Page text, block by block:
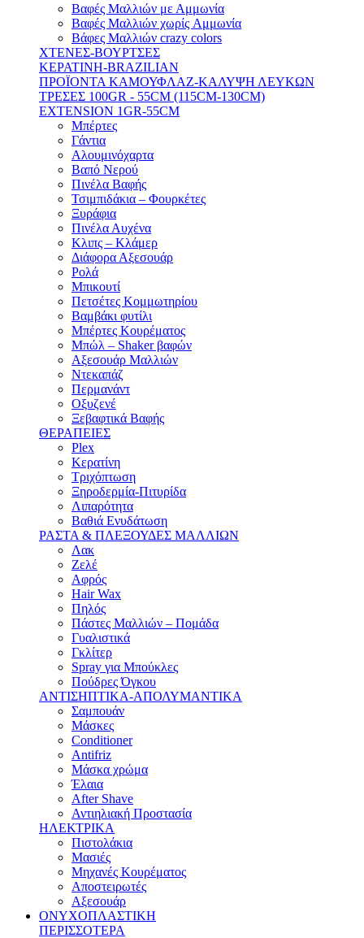
Βαφές Μαλλιών με Αμμωνία
Βαφές Μαλλιών χωρίς Aμμωνία
Βάφες Μαλλιών crazy colors
ΧΤΕΝΕΣ-ΒΟΥΡΤΣΕΣ
ΚΕΡΑΤΙΝΗ-BRAZILIAN
ΠΡΟΪΟΝΤΑ ΚΑΜΟΥΦΛΑΖ-ΚΑΛΥΨΗ ΛΕΥΚΩΝ
ΤΡΕΣΕΣ 100GR - 55CM (115CM-130CM)
EXTENSION 1GR-55CM
Μπέρτες
Γάντια
Αλουμινόχαρτα
Βαπό Νερού
Πινέλα Βαφής
Τσιμπιδάκια – Φουρκέτες
Ξυράφια
Πινέλα Αυχένα
Κλιπς – Κλάμερ
Διάφορα Αξεσουάρ
Ρολά
Μπικουτί
Πετσέτες Κομμωτηρίου
Βαμβάκι φυτίλι
Μπέρτες Κουρέματος
Μπώλ – Shaker βαφών
Αξεσουάρ Μαλλιών
Ντεκαπάζ
Περμανάντ
Οξυζενέ
Ξεβαφτικά Βαφής
ΘΕΡΑΠΕΙΕΣ
Plex
Κερατίνη
Τριχόπτωση
Ξηροδερμία-Πιτυρίδα
Λιπαρότητα
Βαθιά Ενυδάτωση
ΡΑΣΤΑ & ΠΛΕΞΟΥΔΕΣ ΜΑΛΛΙΩΝ
Λακ
Ζελέ
Αφρός
Hair Wax
Πηλός
Πάστες Μαλλιών – Πομάδα
Γυαλιστικά
Γκλίτερ
Spray για Μπούκλες
Πούδρες Όγκου
ΑΝΤΙΣΗΠΤΙΚΑ-ΑΠΟΛΥΜΑΝΤΙΚΑ
Σαμπουάν
Μάσκες
Conditioner
Antifriz
Μάσκα χρώμα
Έλαια
After Shave
Αντιηλιακή Προστασία
ΗΛΕΚΤΡΙΚΑ
Πιστολάκια
Μασιές
Μηχανές Κουρέματος
Αποστειρωτές
Αξεσουάρ
ΟΝΥΧΟΠΛΑΣΤΙΚΗ
ΠΕΡΙΣΣΟΤΕΡΑ